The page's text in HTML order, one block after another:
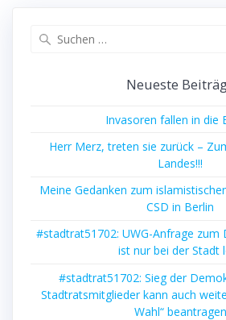
Neueste
Invasoren fallen in die
Herr Merz, treten sie zurück –
Landes!!!
Meine Gedanken zum
CSD in Berlin
#stadtrat51702: UWG-Anfrage zum
ist nur bei der Stadt
#stadtrat51702: Sieg der
Stadtratsmitglieder kann auch
Wahl“ beantragen